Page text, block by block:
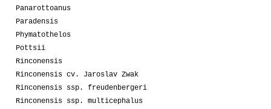
Panarottoanus
Paradensis
Phymatothelos
Pottsii
Rinconensis
Rinconensis cv. Jaroslav Zwak
Rinconensis ssp. freudenbergeri
Rinconensis ssp. multicephalus